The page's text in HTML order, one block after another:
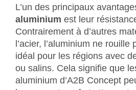
L’un des principaux
aluminium est leur
Contrairement à d’autres
l’acier, l’aluminium ne rouille
idéal pour les régions avec
ou salins. Cela signifie que
aluminium d’A2B Concept